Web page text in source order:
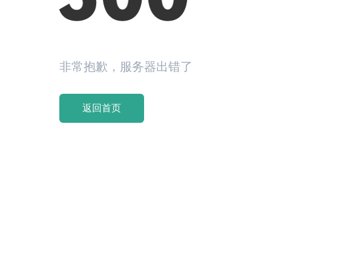
非常抱歉，服务器出错了
返回首页